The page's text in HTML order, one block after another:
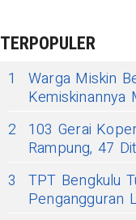
TERPOPULER
1
Warga Miskin
Kemiskinannya
2
103 Gerai
Rampung, 47
3
TPT Bengkulu
Pengangguran